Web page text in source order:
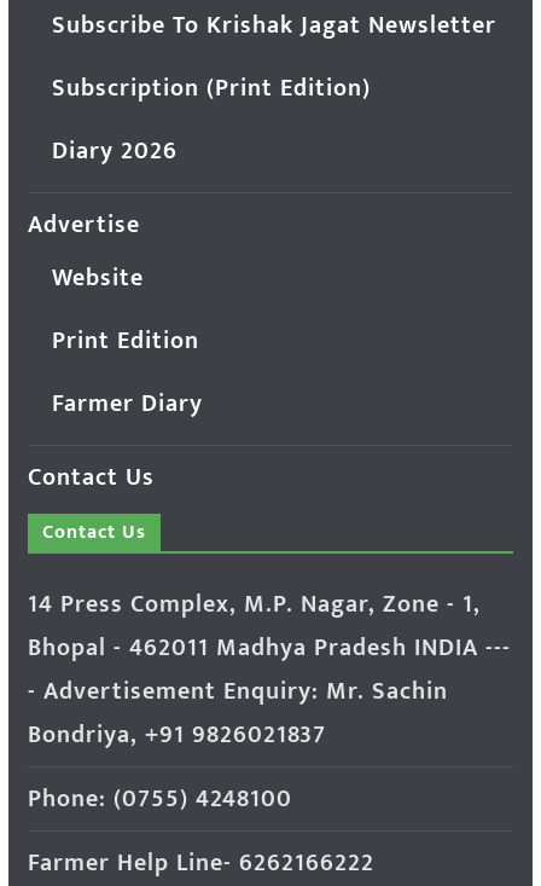
Subscribe To Krishak Jagat Newsletter
Subscription (Print Edition)
Diary 2026
Advertise
Website
Print Edition
Farmer Diary
Contact Us
Contact Us
14 Press Complex, M.P. Nagar, Zone - 1,
Bhopal - 462011 Madhya Pradesh INDIA ---
- Advertisement Enquiry: Mr. Sachin
Bondriya, +91 9826021837
Phone: (0755) 4248100
Farmer Help Line- 6262166222